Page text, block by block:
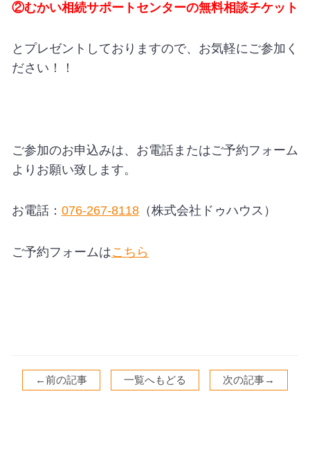
②むかい相続サポートセンターの無料相談チケット
とプレゼントしておりますので、お気軽にご参加く
ださい！！
ご参加のお申込みは、お電話またはご予約フォーム
よりお願い致します。
お電話： 076-267-8118（株式会社ドゥハウス）
ご予約フォームはこちら
←前の記事 一覧へもどる 次の記事→